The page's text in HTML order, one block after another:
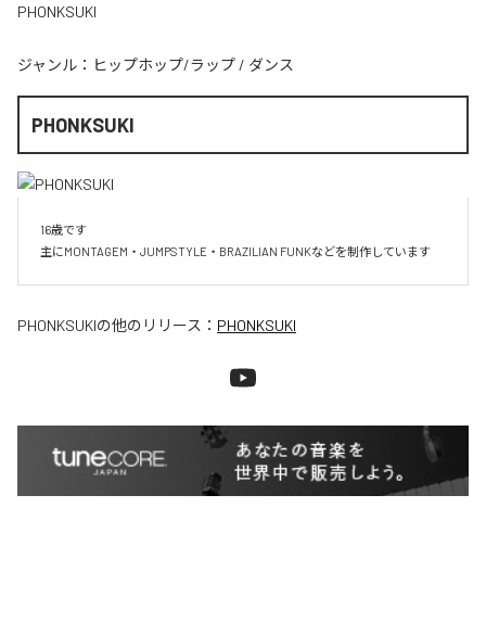
PHONKSUKI
ジャンル： ヒップホップ/ラップ / ダンス
PHONKSUKI
16歳です
主にMONTAGEM・JUMPSTYLE・BRAZILIAN FUNKなどを制作しています
PHONKSUKIの他のリリース： PHONKSUKI